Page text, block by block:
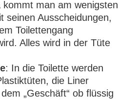
kommt man am wenigsten
seinen Ausscheidungen,
Toilettengang
Alles wird in der Tüte
: In die Toilette werden
die Liner
„Geschäft“ ob flüssig